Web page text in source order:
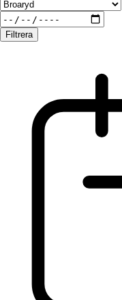
Filtrera